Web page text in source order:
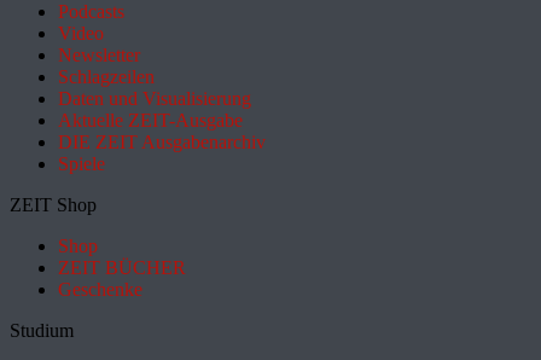
Podcasts
Video
Newsletter
Schlagzeilen
Daten und Visualisierung
Aktuelle ZEIT-Ausgabe
DIE ZEIT Ausgabenarchiv
Spiele
ZEIT Shop
Shop
ZEIT BÜCHER
Geschenke
Studium